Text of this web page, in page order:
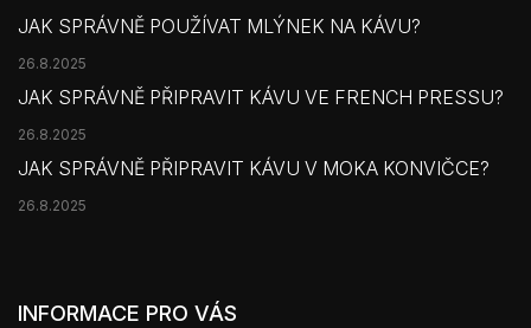
JAK SPRÁVNĚ POUŽÍVAT MLÝNEK NA KÁVU?
26.8.2025
JAK SPRÁVNĚ PŘIPRAVIT KÁVU VE FRENCH PRESSU?
26.8.2025
JAK SPRÁVNĚ PŘIPRAVIT KÁVU V MOKA KONVIČCE?
26.8.2025
INFORMACE PRO VÁS